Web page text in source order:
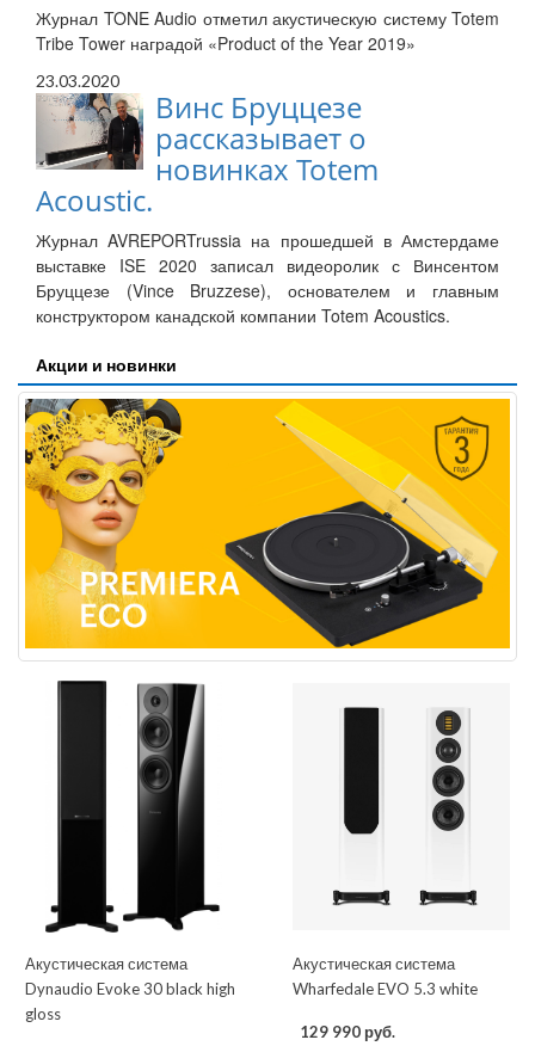
Журнал TONE Audio отметил акустическую систему Totem
Tribe Tower наградой «Product of the Year 2019»
23.03.2020
Винс Бруццезе
рассказывает о
новинках Totem
Acoustic.
Журнал AVREPORTrussia на прошедшей в Амстердаме
выставке ISE 2020 записал видеоролик с Винсентом
Бруццезе (Vince Bruzzese), основателем и главным
конструктором канадской компании Totem Acoustics.
Акции и новинки
Акустическая система
Dynaudio Evoke 30 black high
gloss
Акустическая система
Wharfedale EVO 5.3 white
129 990 руб.